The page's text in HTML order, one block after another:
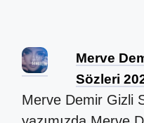
Merve
Sözleri
Merve Demir Gizli